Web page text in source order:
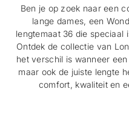
Ben je op zoek naar een
lange dames, een
lengtemaat 36 die speciaal
Ontdek de collectie van
het verschil is wanneer
maar ook de juiste lengte
comfort, kwaliteit en